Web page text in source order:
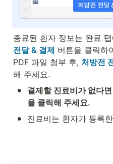
종료된 환자 정보는 완료
전달 & 결제 버튼을 클릭하
PDF 파일 첨부 후, 처방전
해 주세요.
•
결제할 진료비가 없다
을 클릭해 주세요.
• 진료비는 환자가 등록